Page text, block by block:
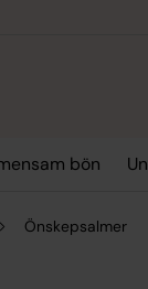
bön
Önskepsalmer